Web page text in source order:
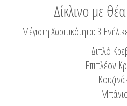
Δίκλινο με
Μέγιστη Χωριτικότητα: 3
Διπλό
Επιπλέον